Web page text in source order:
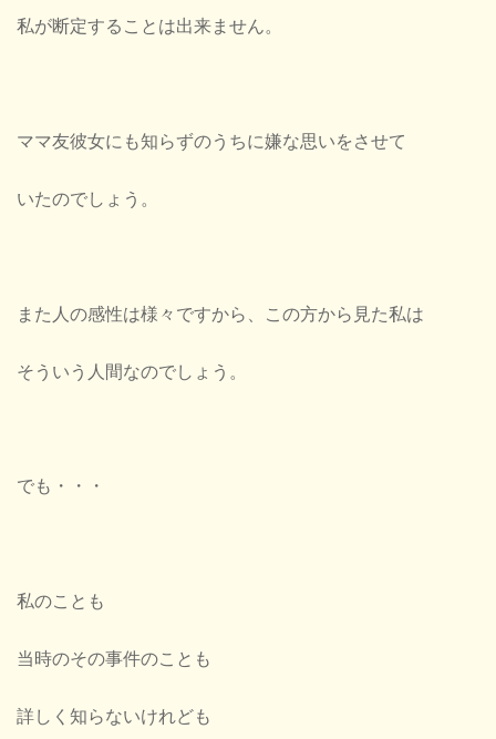
私が断定することは出来ません。
ママ友彼女にも知らずのうちに嫌な思いをさせて
いたのでしょう。
また人の感性は様々ですから、この方から見た私は
そういう人間なのでしょう。
でも・・・
私のことも
当時のその事件のことも
詳しく知らないけれども